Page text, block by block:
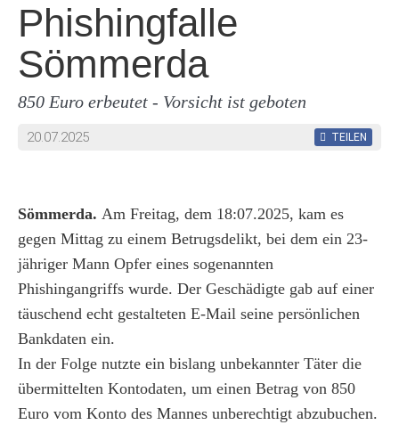
Phishingfalle
Sömmerda
850 Euro erbeutet - Vorsicht ist geboten
20.07.2025 TEILEN
Sömmerda. Am Freitag, dem 18:07.2025, kam es
gegen Mittag zu einem Betrugsdelikt, bei dem ein 23-
jähriger Mann Opfer eines sogenannten
Phishingangriffs wurde. Der Geschädigte gab auf einer
täuschend echt gestalteten E-Mail seine persönlichen
Bankdaten ein.
In der Folge nutzte ein bislang unbekannter Täter die
übermittelten Kontodaten, um einen Betrag von 850
Euro vom Konto des Mannes unberechtigt abzubuchen.